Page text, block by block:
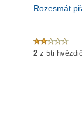
Rozesmát
2 z 5ti